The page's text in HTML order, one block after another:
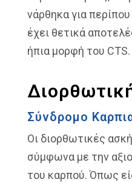
νάρθηκα για
έχει θετικά
ήπια μορφή του CTS.
Σύνδρομο
Οι διορθωτικές
σύμφωνα με την
του καρπού. Όπως